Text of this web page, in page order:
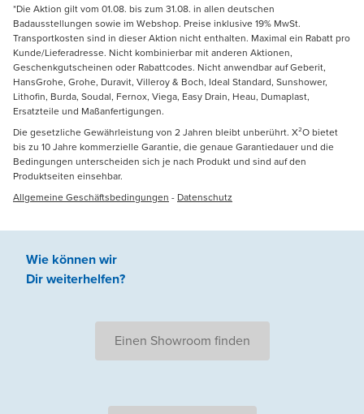
*Die Aktion gilt vom 01.08. bis zum 31.08. in allen deutschen
Badausstellungen sowie im Webshop. Preise inklusive 19% MwSt.
Transportkosten sind in dieser Aktion nicht enthalten. Maximal ein Rabatt pro
Kunde/Lieferadresse. Nicht kombinierbar mit anderen Aktionen,
Geschenkgutscheinen oder Rabattcodes. Nicht anwendbar auf Geberit,
HansGrohe, Grohe, Duravit, Villeroy & Boch, Ideal Standard, Sunshower,
Lithofin, Burda, Soudal, Fernox, Viega, Easy Drain, Heau, Dumaplast,
Ersatzteile und Maßanfertigungen.
Die gesetzliche Gewährleistung von 2 Jahren bleibt unberührt. X²O bietet
bis zu 10 Jahre kommerzielle Garantie, die genaue Garantiedauer und die
Bedingungen unterscheiden sich je nach Produkt und sind auf den
Produktseiten einsehbar.
Allgemeine Geschäftsbedingungen - Datenschutz
Wie können wir
Dir weiterhelfen?
Einen Showroom finden